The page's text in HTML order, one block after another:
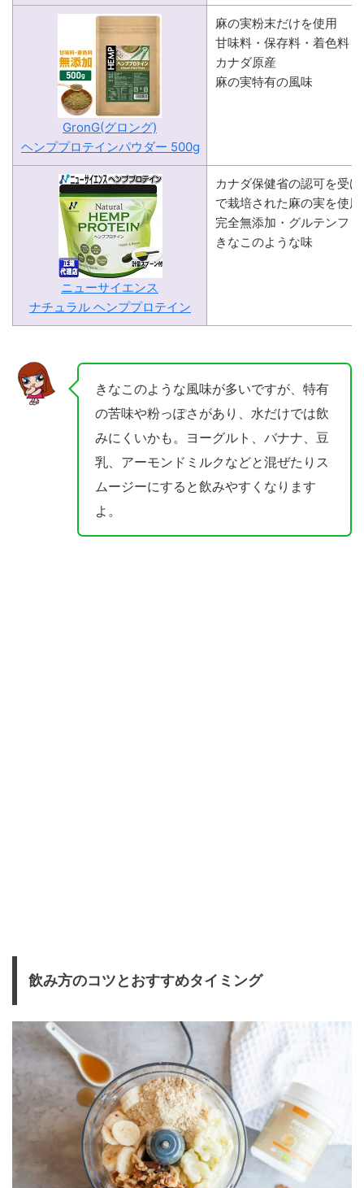
GronG(グロング)
ヘンププロテインパウダー 500g
麻の実粉末だけを使用
甘味料・保存料・着色料
カナダ原産
麻の実特有の風味
ニューサイエンス
ナチュラル ヘンププロテイン
カナダ保健省の認可を受
で栽培された麻の実を使用
完全無添加・グルテンフ
きなこのような味
きなこのような風味が多いですが、特有
の苦味や粉っぽさがあり、水だけでは飲
みにくいかも。ヨーグルト、バナナ、豆
乳、アーモンドミルクなどと混ぜたりス
ムージーにすると飲みやすくなります
よ。
飲み方のコツとおすすめタイミング